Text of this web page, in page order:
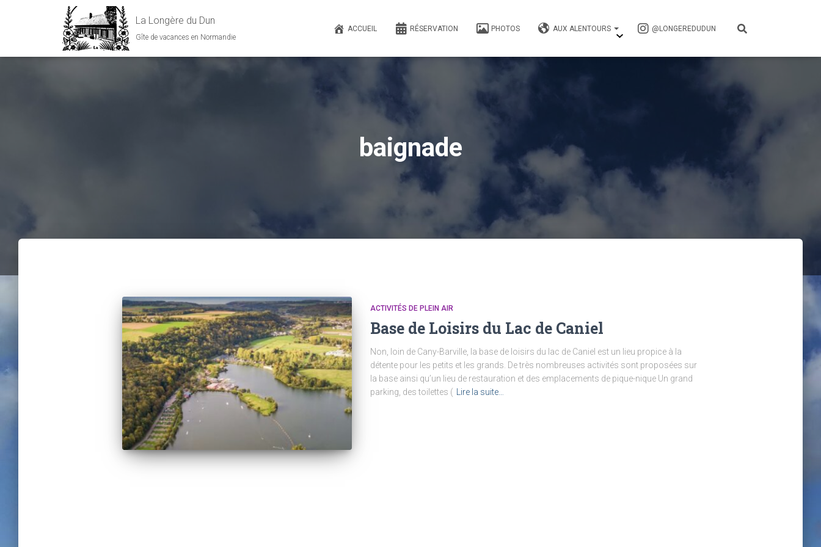
La Longère du Dun
Gîte de vacances en Normandie
ACCUEIL RÉSERVATION PHOTOS AUX ALENTOURS @LONGEREDUDUN
baignade
ACTIVITÉS DE PLEIN AIR
Base de Loisirs du Lac de Caniel
Non, loin de Cany-Barville, la base de loisirs du lac de Caniel est un lieu propice à la
détente pour les petits et les grands. De très nombreuses activités sont proposées sur
la base ainsi qu’un lieu de restauration et des emplacements de pique-nique Un grand
parking, des toilettes (
Lire la suite…